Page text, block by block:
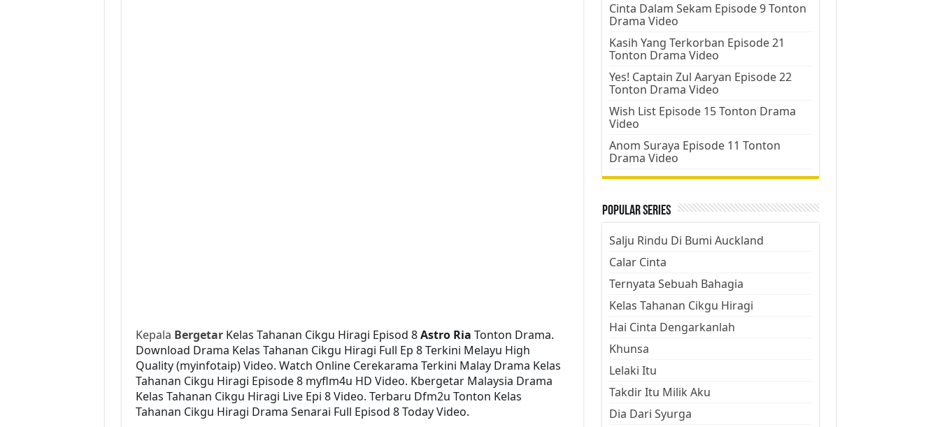
Kepala BergetarKelas Tahanan Cikgu Hiragi Episod 8Astro Ria Tonton Drama.
Download Drama Kelas Tahanan Cikgu Hiragi Full Ep 8 Terkini Melayu High
Quality (myinfotaip) Video. Watch Online Cerekarama Terkini Malay Drama Kelas
Tahanan Cikgu Hiragi Episode 8 myflm4u HD Video. Kbergetar Malaysia Drama
Kelas Tahanan Cikgu Hiragi Live Epi 8 Video. Terbaru Dfm2u Tonton Kelas
Tahanan Cikgu Hiragi Drama Senarai Full Episod 8 Today Video.
Cinta Dalam Sekam Episode 9 Tonton
Drama Video
Kasih Yang Terkorban Episode 21
Tonton Drama Video
Yes! Captain Zul Aaryan Episode 22
Tonton Drama Video
Wish List Episode 15 Tonton Drama
Video
Anom Suraya Episode 11 Tonton
Drama Video
Popular Series
Salju Rindu Di Bumi Auckland
Calar Cinta
Ternyata Sebuah Bahagia
Kelas Tahanan Cikgu Hiragi
Hai Cinta Dengarkanlah
Khunsa
Lelaki Itu
Takdir Itu Milik Aku
Dia Dari Syurga